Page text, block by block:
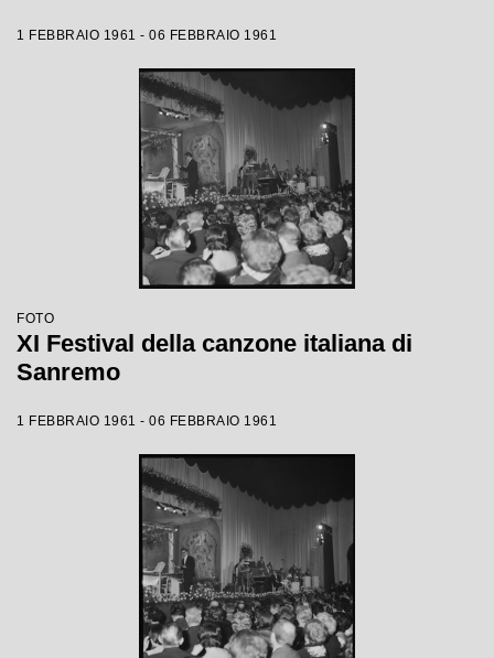
1 FEBBRAIO 1961 - 06 FEBBRAIO 1961
FOTO
XI Festival della canzone italiana di
Sanremo
1 FEBBRAIO 1961 - 06 FEBBRAIO 1961